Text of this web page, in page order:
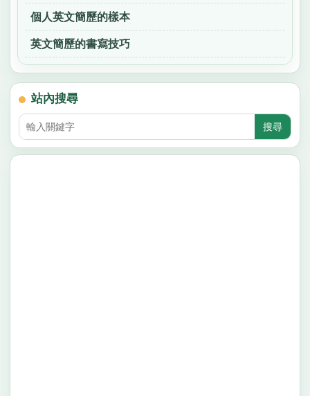
個人英文簡歷的樣本
英文簡歷的書寫技巧
站內搜尋